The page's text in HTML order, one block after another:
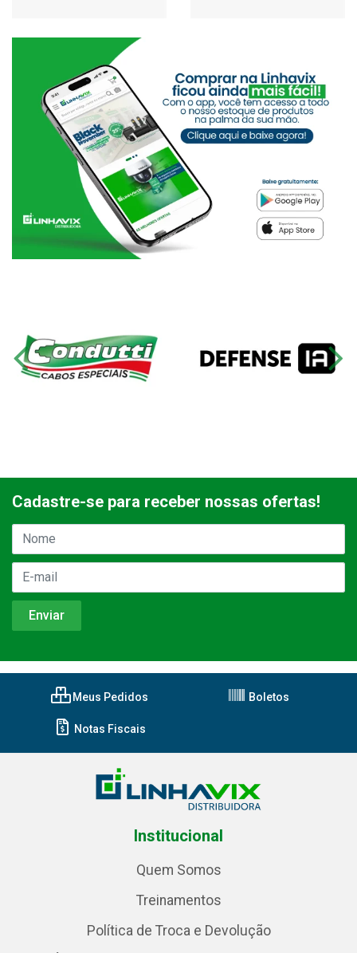
Cadastre-se para receber nossas ofertas!
Meus Pedidos Boletos
Notas Fiscais
Institucional
Quem Somos
Treinamentos
Política de Troca e Devolução